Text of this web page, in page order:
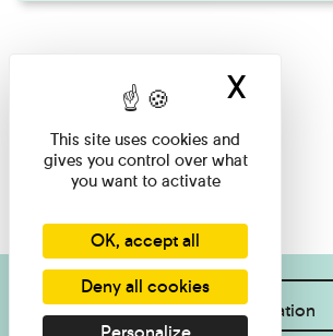
I want information
This site uses cookies and
gives you control over what
you want to activate
OK, accept all
Deny all cookies
X